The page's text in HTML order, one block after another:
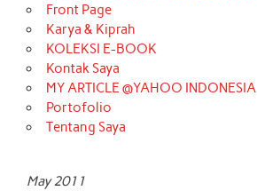
Front Page
Karya & Kiprah
KOLEKSI E-BOOK
Kontak Saya
MY ARTICLE @YAHOO INDONESIA
Portofolio
Tentang Saya
May 2011